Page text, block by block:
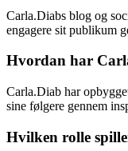
Carla.Diabs blog og
engagere sit publikum
Hvordan har
Carla.Diab har
sine følgere gennem
Hvilken rolle